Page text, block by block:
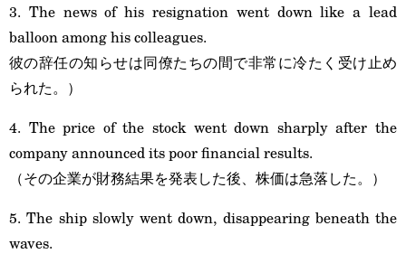
3. The news of his resignation went down like a lead
balloon among his colleagues.
彼の辞任の知らせは同僚たちの間で非常に冷たく受け止め
られた。）
4. The price of the stock went down sharply after the
company announced its poor financial results.
（その企業が財務結果を発表した後、株価は急落した。）
5. The ship slowly went down, disappearing beneath the
waves.